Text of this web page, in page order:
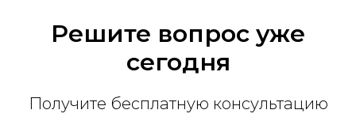
Решите вопрос уже
сегодня
Получите бесплатную консультацию